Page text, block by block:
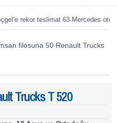
teslimat 63 Mercedes otobüs|
filosuna 50 Renault Trucks
Trucks T 520